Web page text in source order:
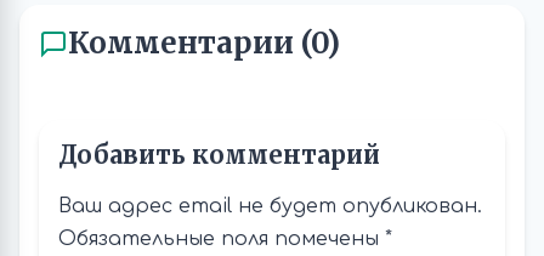
Комментарии (0)
Добавить комментарий
Ваш адрес email не будет опубликован.
Обязательные поля помечены *